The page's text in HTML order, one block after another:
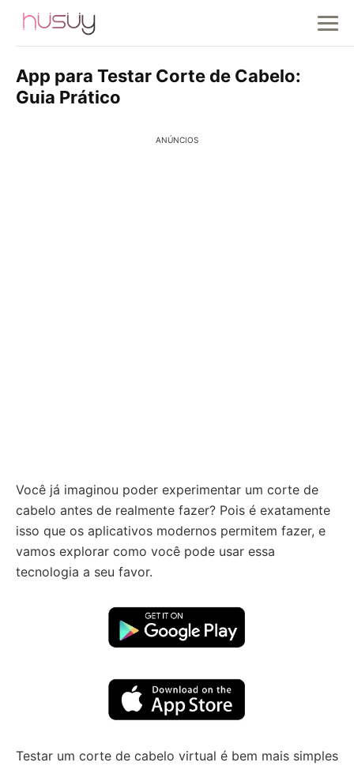
App para Testar Corte de Cabelo:
Guia Prático
ANÚNCIOS
Você já imaginou poder experimentar um corte de
cabelo antes de realmente fazer? Pois é exatamente
isso que os aplicativos modernos permitem fazer, e
vamos explorar como você pode usar essa
tecnologia a seu favor.
Testar um corte de cabelo virtual é bem mais simples